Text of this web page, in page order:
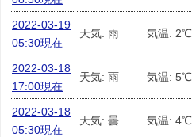
2022-03-19
05:30現在
天気: 雨 気温: 2℃
2022-03-18
17:00現在
天気: 雨 気温: 5℃
2022-03-18
05:30現在
天気: 曇 気温: 4℃